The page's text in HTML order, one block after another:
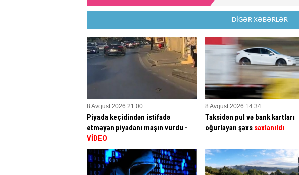
DİGƏR XƏBƏRLƏR
8 Avqust 2026 21:00
Piyada keçidindən istifadə
etməyən piyadanı maşın vurdu -
VİDEO
8 Avqust 2026 14:34
Taksidən pul və bank kartları
oğurlayan şəxs saxlanıldı